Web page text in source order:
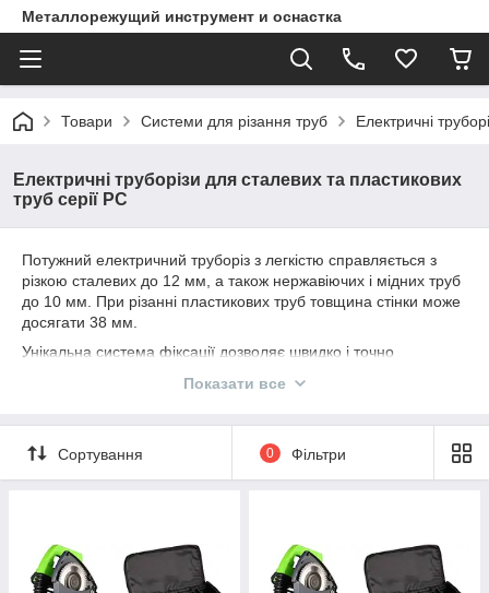
Металлорежущий инструмент и оснастка
Товари Системи для різання труб Електричні
Електричні труборізи для сталевих та пластикових
труб серії PC
Потужний електричний труборіз з легкістю справляється з
різкою сталевих до 12 мм, а також нержавіючих і мідних труб
до 10 мм. При різанні пластикових труб товщина стінки може
досягати 38 мм.
Унікальна система фіксації дозволяє швидко і точно
Система плавного регулювання оборотів дозволяє
виконувати плавний і точний різ з максимальною
продуктивністю. При цьому труборіз не створює іскор при
різанні.
зносостійким пиляльним диском з твердосплавними (ТСТ)
пластинами і повністю готовий до роботи.
Показати все
Сортування 0 Фільтри